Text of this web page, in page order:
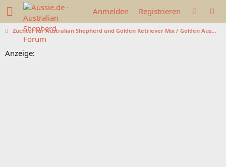
Anmelden Registrieren
Züchter für Australian Shepherd und Golden Retriever Mix / Golden Aussies gesucht
Anzeige: